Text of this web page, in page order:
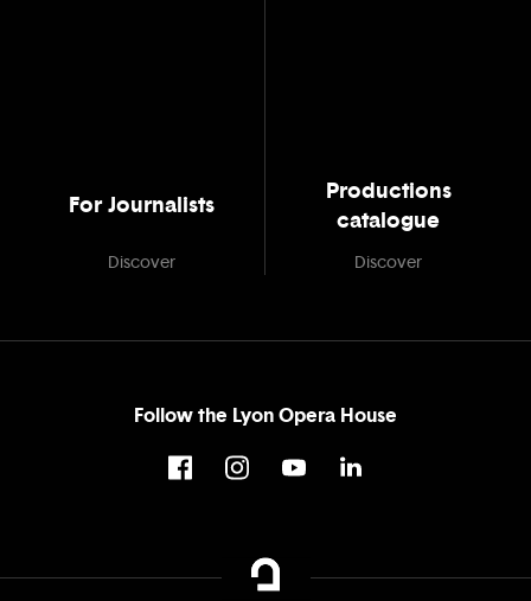
For Journalists
Discover
Productions
catalogue
Discover
Follow the Lyon Opera House